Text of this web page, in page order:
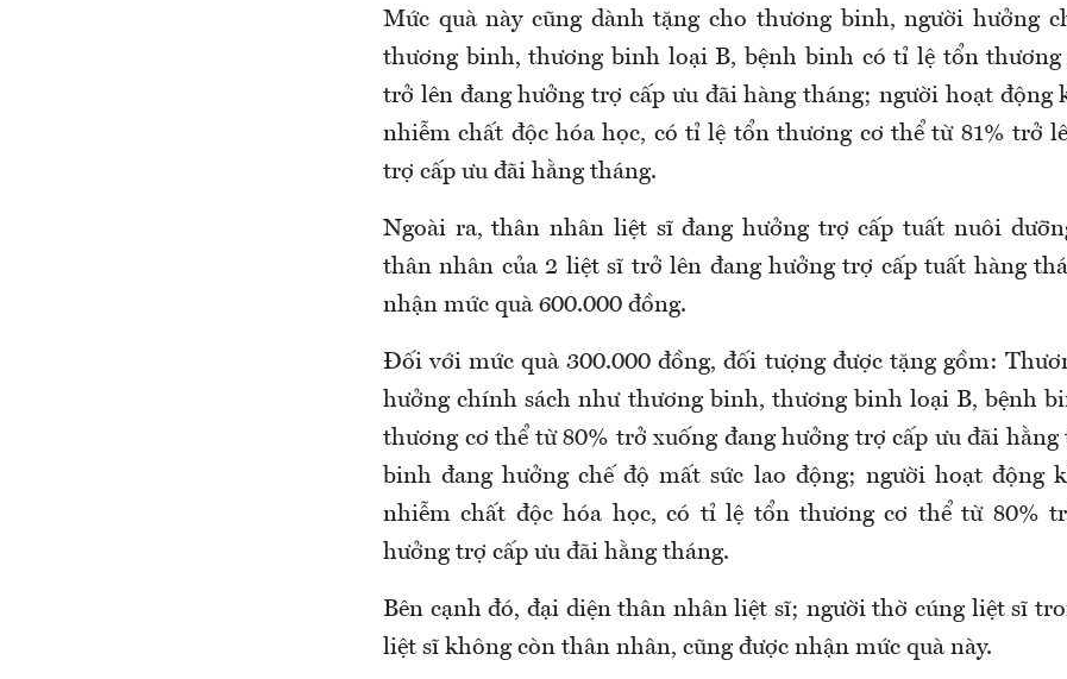
Mức quà này cũng dành tặng cho thương binh, người hưởng
thương binh, thương binh loại B, bệnh binh có tỉ lệ tổn thương
trở lên đang hưởng trợ cấp ưu đãi hàng tháng; người hoạt động
nhiễm chất độc hóa học, có tỉ lệ tổn thương cơ thể từ 81% trở
trợ cấp ưu đãi hằng tháng.
Ngoài ra, thân nhân liệt sĩ đang hưởng trợ cấp tuất nuôi
thân nhân của 2 liệt sĩ trở lên đang hưởng trợ cấp tuất hàng
nhận mức quà 600.000 đồng.
Đối với mức quà 300.000 đồng, đối tượng được tặng gồm:
hưởng chính sách như thương binh, thương binh loại B, bệnh
thương cơ thể từ 80% trở xuống đang hưởng trợ cấp ưu đãi
binh đang hưởng chế độ mất sức lao động; người hoạt động
nhiễm chất độc hóa học, có tỉ lệ tổn thương cơ thể từ 80%
hưởng trợ cấp ưu đãi hằng tháng.
Bên cạnh đó, đại diện thân nhân liệt sĩ; người thờ cúng liệt sĩ
liệt sĩ không còn thân nhân, cũng được nhận mức quà này.